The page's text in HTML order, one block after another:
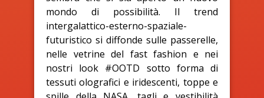
mondo di possibilità. Il trend
intergalattico-esterno-spaziale-
futuristico si diffonde sulle passerelle,
nelle vetrine del fast fashion e nei
nostri look #OOTD sotto forma di
tessuti olografici e iridescenti, toppe e